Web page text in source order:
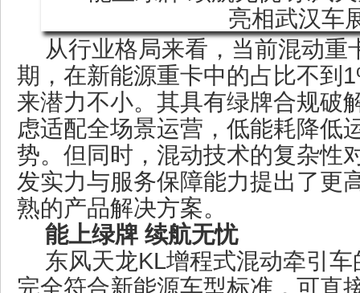
从行业格局来看，当前混动重
期，在新能源重卡中的占比不到
来潜力不小。其具有绿牌合规破
虑适配全场景运营，低能耗降低
势。但同时，混动技术的复杂性
发实力与服务保障能力提出了更
熟的产品解决方案。
能上绿牌 续航无忧
东风天龙KL增程式混动牵引
完全符合新能源车型标准，可直